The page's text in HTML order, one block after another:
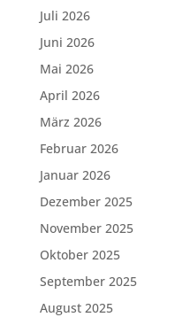
Juli 2026
Juni 2026
Mai 2026
April 2026
März 2026
Februar 2026
Januar 2026
Dezember 2025
November 2025
Oktober 2025
September 2025
August 2025